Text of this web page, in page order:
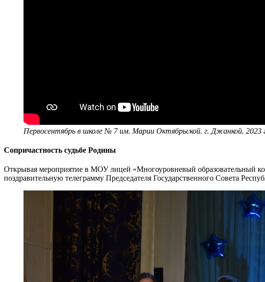
Первосентябрь в школе № 7 им. Марии Октябрьской. г. Джанкой. 2023
Сопричастность судьбе Родины
Открывая мероприятие в МОУ лицей «Многоуровневый образовательный
поздравительную телеграмму Председателя Государственного Совета